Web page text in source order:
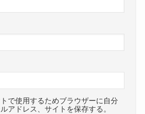
で使用するためブラウザーに自分
アドレス、サイトを保存する。